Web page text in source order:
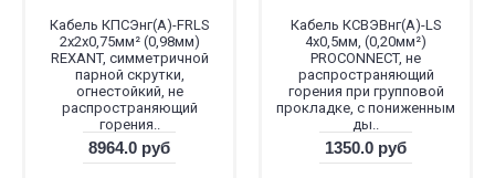
Кабель КПСЭнг(А)-FRLS
2x2x0,75мм² (0,98мм)
REXANT, симметричной
парной скрутки,
огнестойкий, не
распространяющий
горения..
8964.0 руб
Кабель КСВЭВнг(А)-LS
4х0,5мм, (0,20мм²)
PROCONNECT, не
распространяющий
горения при групповой
прокладке, с пониженным
ды..
1350.0 руб